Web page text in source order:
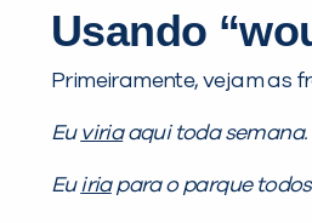
Usando
Primeiramente, vejam as
Eu viriaaqui toda semana.
Euiriapara o parque todos